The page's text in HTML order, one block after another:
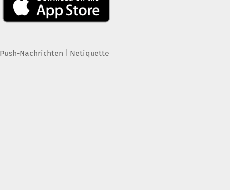
Push-Nachrichten Netiquette